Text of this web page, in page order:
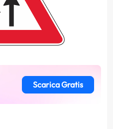
Scarica Gratis